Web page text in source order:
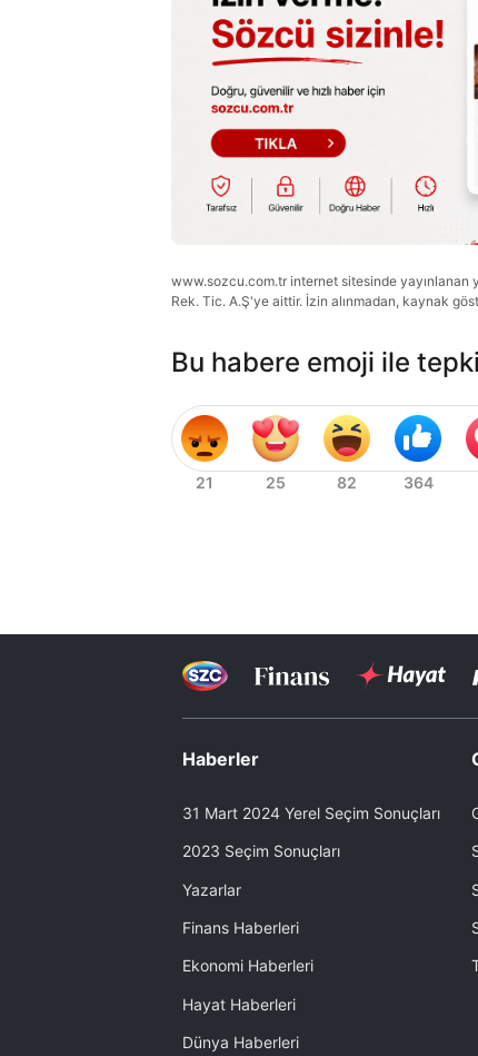
www.sozcu.com.tr internet sitesinde yayınlanan
Rek. Tic. A.Ş'ye aittir. İzin alınmadan, kaynak
Bu habere emoji ile
Haberler
31 Mart 2024 Yerel Seçim Sonuçları
2023 Seçim Sonuçları
Yazarlar
Finans Haberleri
Ekonomi Haberleri
Hayat Haberleri
Dünya Haberleri